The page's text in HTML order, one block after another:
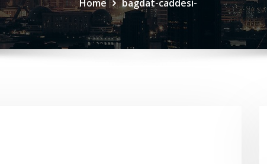
Home bagdat-caddesi-